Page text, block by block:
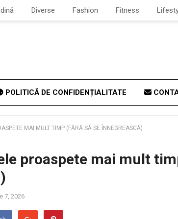
Diverse Fashion Fitness
POLITICĂ DE CONFIDENȚIALITATE
MAI MULT TIMP (FĂRĂ SĂ SE ÎNNEGREASCĂ)
proaspete mai mult
7, 2026